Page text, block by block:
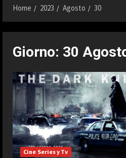
Home 2023 Agosto 30
Giorno: 30
Cine Series y Tv